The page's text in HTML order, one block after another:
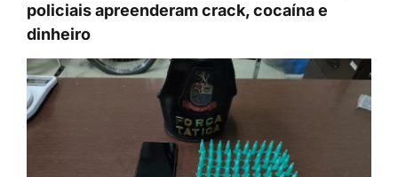
policiais apreenderam crack, cocaína e
dinheiro